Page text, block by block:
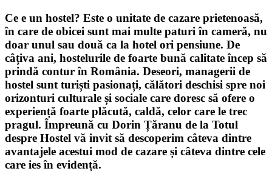
Ce e un hostel? Este o unitate de cazare prietenoasă,
în care de obicei sunt mai multe paturi în cameră, nu
doar unul sau două ca la hotel ori pensiune. De
câțiva ani, hostelurile de foarte bună calitate încep să
prindă contur în România. Deseori, managerii de
hostel sunt turiști pasionați, călători deschisi spre noi
orizonturi culturale și sociale care doresc să ofere o
experiență foarte plăcută, caldă, celor care le trec
pragul. Împreună cu Dorin Țăranu de la Totul
despre Hostel vă invit să descoperim câteva dintre
avantajele acestui mod de cazare și câteva dintre cele
care ies în evidență.